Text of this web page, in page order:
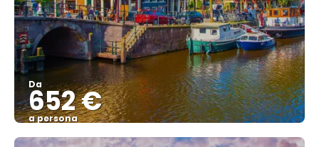
Da
652 €
a persona
Vedere